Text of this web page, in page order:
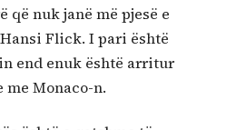
që nuk janë më pjesë e
Flick. I pari është
end enuk është arritur
Monaco-n.